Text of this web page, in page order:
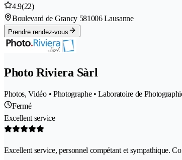
4.9(22)
Boulevard de Grancy 581006 Lausanne
Prendre rendez-vous
Photo Riviera Sàrl
Photos, Vidéo • Photographe • Laboratoire de
Fermé
Excellent service
Excellent service, personnel compétant et sympathique.